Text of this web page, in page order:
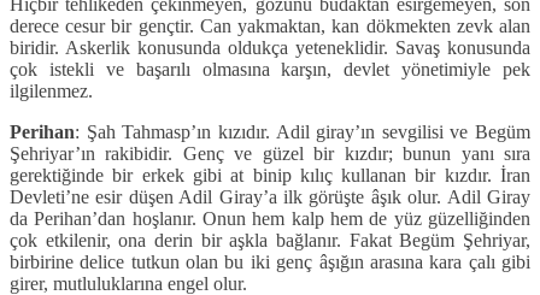
derece cesur bir gençtir. Can yakmaktan, kan dökmekten zevk alan
biridir. Askerlik konusunda oldukça yeteneklidir. Savaş konusunda
çok istekli ve başarılı olmasına karşın, devlet yönetimiyle pek
ilgilenmez.
Perihan: Şah Tahmasp’ın kızıdır. Adil giray’ın sevgilisi ve Begüm
Şehriyar’ın rakibidir. Genç ve güzel bir kızdır; bunun yanı sıra
gerektiğinde bir erkek gibi at binip kılıç kullanan bir kızdır. İran
Devleti’ne esir düşen Adil Giray’a ilk görüşte âşık olur. Adil Giray
da Perihan’dan hoşlanır. Onun hem kalp hem de yüz güzelliğinden
çok etkilenir, ona derin bir aşkla bağlanır. Fakat Begüm Şehriyar,
birbirine delice tutkun olan bu iki genç âşığın arasına kara çalı gibi
girer, mutluluklarına engel olur.